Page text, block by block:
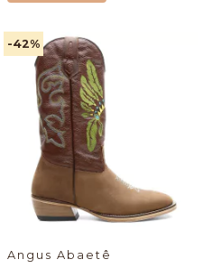
-42%
Angus Abaetê